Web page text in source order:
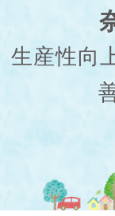
生産性向